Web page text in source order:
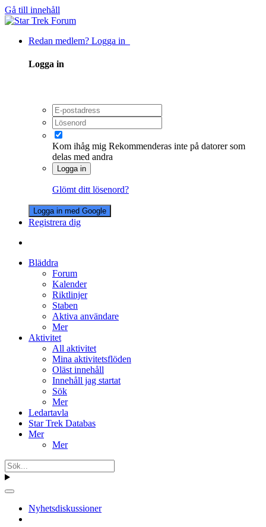
Gå till innehåll
Redan medlem? Logga in
Logga in
Kom ihåg mig Rekommenderas inte på datorer som
delas med andra
Logga in
Glömt ditt lösenord?
Logga in med Google
Registrera dig
Bläddra
Forum
Kalender
Riktlinjer
Staben
Aktiva användare
Mer
Aktivitet
All aktivitet
Mina aktivitetsflöden
Oläst innehåll
Innehåll jag startat
Sök
Mer
Ledartavla
Star Trek Databas
Mer
Mer
Nyhetsdiskussioner